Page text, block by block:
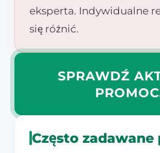
eksperta. Indywidualne
się różnić.
SPRAWDŹ
Często